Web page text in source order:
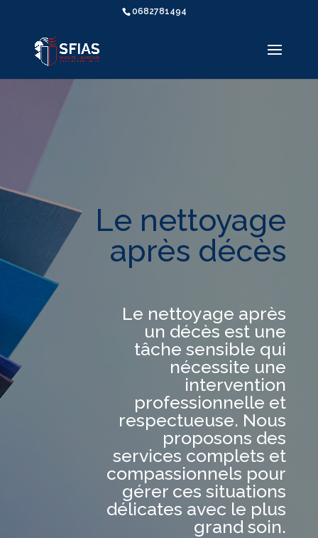
0682781494
Le nettoyage
après décès
Le nettoyage après
un décès est une
tâche sensible qui
nécessite une
intervention
professionnelle et
respectueuse. Nous
proposons des
services complets et
compassionnels pour
gérer ces situations
délicates avec le plus
grand soin.